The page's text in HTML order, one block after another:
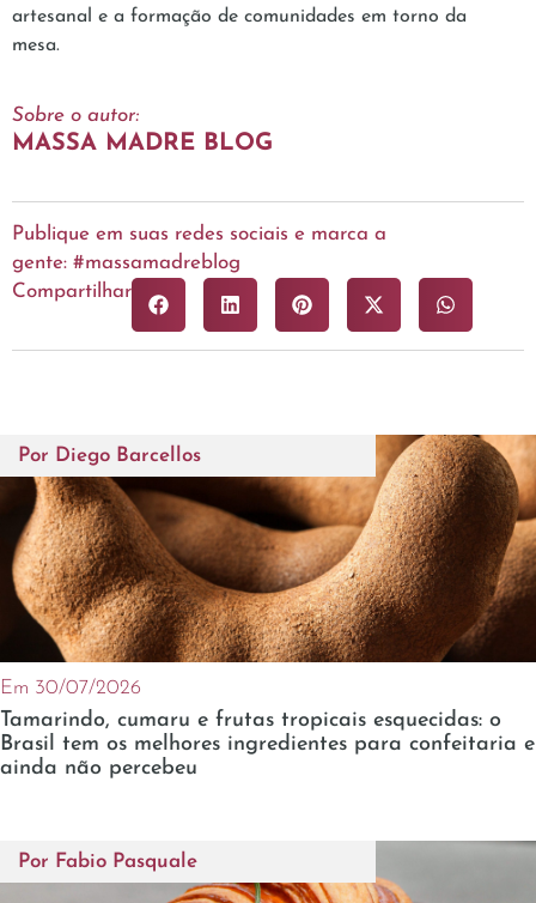
artesanal e a formação de comunidades em torno da
mesa.
Sobre o autor:
MASSA MADRE BLOG
Publique em suas redes sociais e marca a
gente: #massamadreblog
Compartilhar
Por Diego Barcellos
Em 30/07/2026
Tamarindo, cumaru e frutas tropicais esquecidas: o
Brasil tem os melhores ingredientes para confeitaria e
ainda não percebeu
Por Fabio Pasquale